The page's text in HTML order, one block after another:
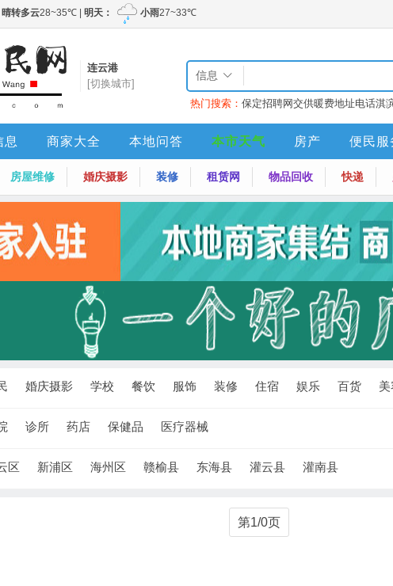
连云港
[切换城市]
信息
热门搜索： 保定招聘网交供暖费地址电话淇
息 商家大全 本地问答 本市天气 房产 便民服
房屋维修 婚庆摄影 装修 租赁网 物品回收 快递
婚庆摄影 学校 餐饮 服饰 装修 住宿 娱乐 百货
诊所 药店 保健品 医疗器械
区 新浦区 海州区 赣榆县 东海县 灌云县 灌南县
第1/0页